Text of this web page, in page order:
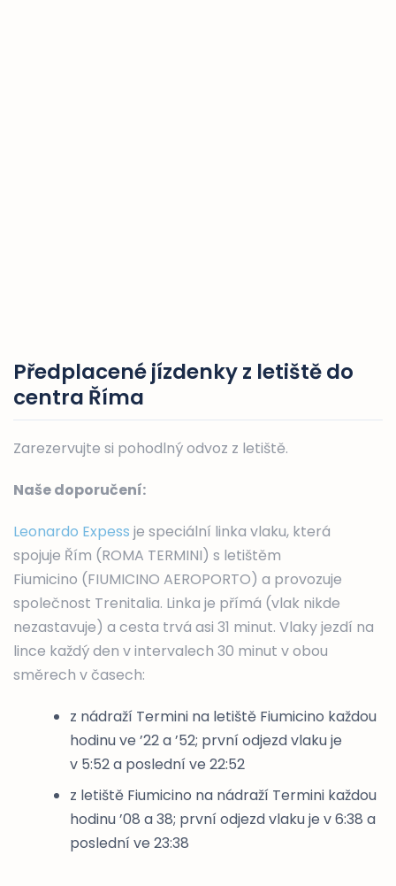
Předplacené jízdenky z letiště do
centra Říma
Zarezervujte si pohodlný odvoz z letiště.
Naše doporučení:
Leonardo Expess je speciální linka vlaku, která
spojuje Řím (ROMA TERMINI) s letištěm
Fiumicino (FIUMICINO AEROPORTO) a provozuje
společnost Trenitalia. Linka je přímá (vlak nikde
nezastavuje) a cesta trvá asi 31 minut. Vlaky jezdí na
lince každý den v intervalech 30 minut v obou
směrech v časech:
z nádraží Termini na letiště Fiumicino každou
hodinu ve ’22 a ’52; první odjezd vlaku je
v 5:52 a poslední ve 22:52
z letiště Fiumicino na nádraží Termini každou
hodinu ’08 a 38; první odjezd vlaku je v 6:38 a
poslední ve 23:38